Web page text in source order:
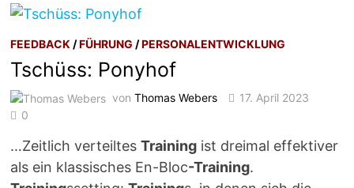
FEEDBACK /FÜHRUNG /PERSONALENTWICKLUNG
Tschüss: Ponyhof
vonThomas Webers
17. April 2023
0
…Zeitlich verteiltesTraining ist dreimal effektiver
als ein klassisches En-Bloc-Training.